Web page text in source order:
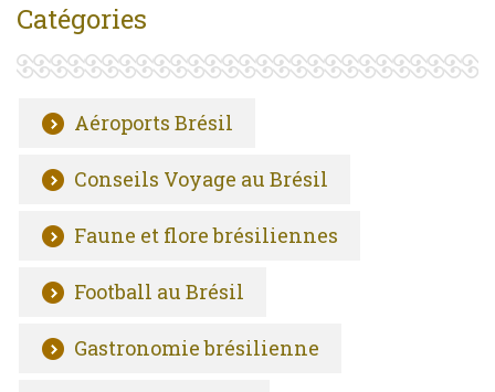
Catégories
Aéroports Brésil
Conseils Voyage au Brésil
Faune et flore brésiliennes
Football au Brésil
Gastronomie brésilienne